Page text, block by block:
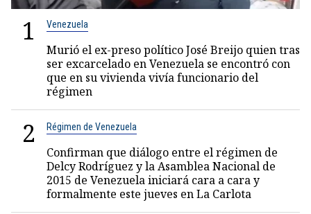
1 Venezuela
Murió el ex-preso político José Breijo quien tras
ser excarcelado en Venezuela se encontró con
que en su vivienda vivía funcionario del
régimen
2 Régimen de Venezuela
Confirman que diálogo entre el régimen de
Delcy Rodríguez y la Asamblea Nacional de
2015 de Venezuela iniciará cara a cara y
formalmente este jueves en La Carlota